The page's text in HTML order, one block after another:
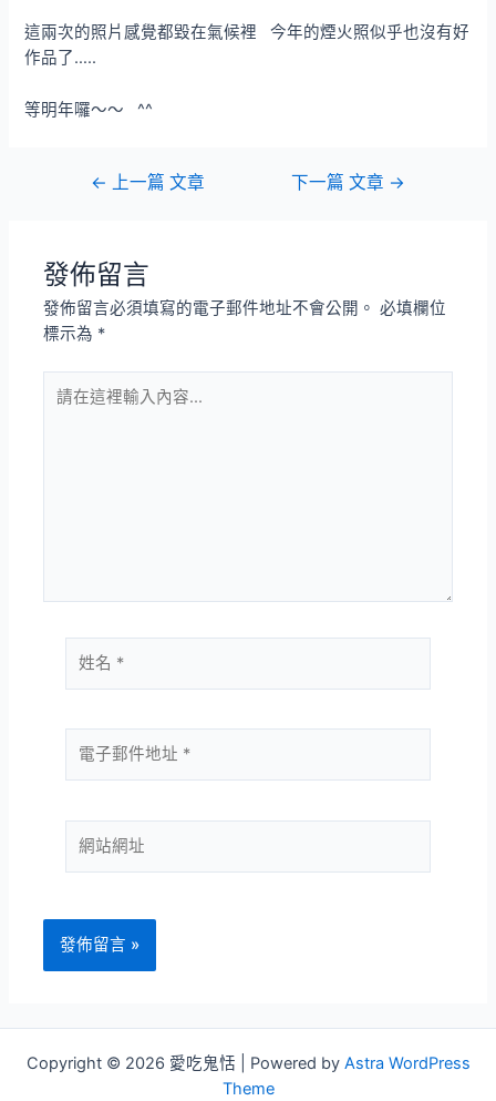
這兩次的照片感覺都毀在氣候裡 今年的煙火照似乎也沒有好
作品了…..
等明年囉～～ ^^
覽
← 上一篇 文章 下一篇 文章 →
發佈留言
發佈留言必須填寫的電子郵件地址不會公開。 必填欄位
標示為 *
在
名
子
件
地
站
Copyright © 2026 愛吃鬼恬 | Powered by Astra WordPress
Theme